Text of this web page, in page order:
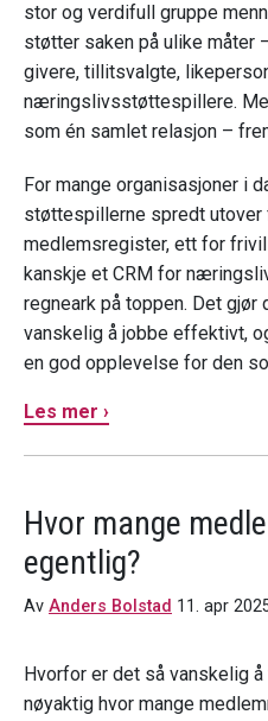
stor og verdifull gruppe
støtter saken på ulike måter
givere, tillitsvalgte,
næringslivsstøttespillere.
som én samlet relasjon –
For mange organisasjoner i
støttespillerne spredt
medlemsregister, ett for
kanskje et CRM for
regneark på toppen. Det
vanskelig å jobbe effektivt,
en god opplevelse for den
Les mer ›
Hvor mange
egentlig?
Av Anders Bolstad 11. apr
Hvorfor er det så vanskelig
nøyaktig hvor mange